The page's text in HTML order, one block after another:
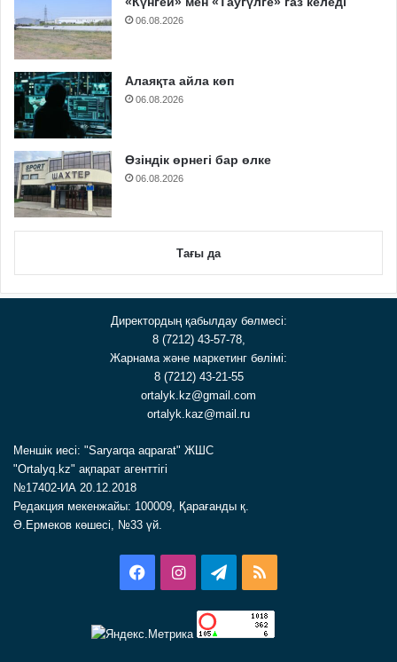
06.08.2026
Алаяқта айла көп
06.08.2026
Өзіндік өрнегі бар өлке
06.08.2026
Тағы да
Директордың қабылдау бөлмесі:
8 (7212) 43-57-78,
Жарнама және маркетинг бөлімі:
8 (7212) 43-21-55
ortalyk.kz@gmail.com
ortalyk.kaz@mail.ru
Меншік иесі: "Saryarqa aqparat" ЖШС
"Ortalyq.kz" ақпарат агенттігі
№17402-ИА 20.12.2018
Редакция мекенжайы: 100009, Қарағанды қ.
Ә.Ермеков көшесі, №33 үй.
FacebookInstagramTelegram